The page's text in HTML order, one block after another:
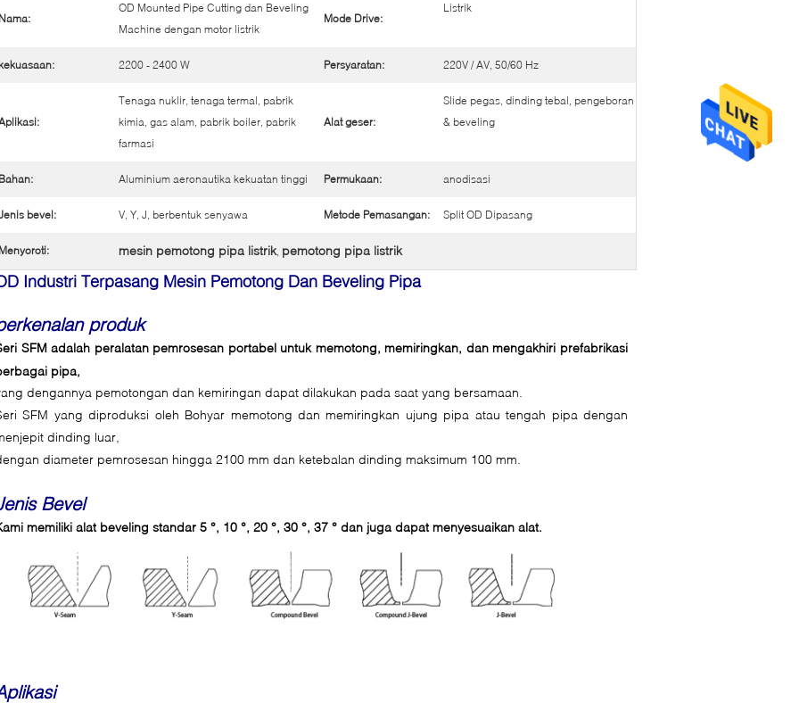
OD Mounted Pipe Cutting dan Beveling
Machine dengan motor listrik
Mode Drive:
Listrik
2200 - 2400 W Persyaratan: 220V / AV, 50/60 Hz
Tenaga nuklir, tenaga termal, pabrik
kimia, gas alam, pabrik boiler, pabrik
farmasi
Alat geser:
Slide pegas, dinding tebal, pengeboran
& beveling
Aluminium aeronautika kekuatan tinggi Permukaan: anodisasi
bevel: V, Y, J, berbentuk senyawa Metode Pemasangan: Split OD Dipasang
mesin pemotong pipa listrik, pemotong pipa listrik
Industri Terpasang Mesin Pemotong Dan Beveling Pipa
produk
SFM adalah peralatan pemrosesan portabel untuk memotong, memiringkan, dan mengakhiri prefabrikasi
pipa,
dengannya pemotongan dan kemiringan dapat dilakukan pada saat yang bersamaan.
SFM yang diproduksi oleh Bohyar memotong dan memiringkan ujung pipa atau tengah pipa dengan
dinding luar,
diameter pemrosesan hingga 2100 mm dan ketebalan dinding maksimum 100 mm.
Bevel
memiliki alat beveling standar 5 °, 10 °, 20 °, 30 °, 37 ° dan juga dapat menyesuaikan alat.